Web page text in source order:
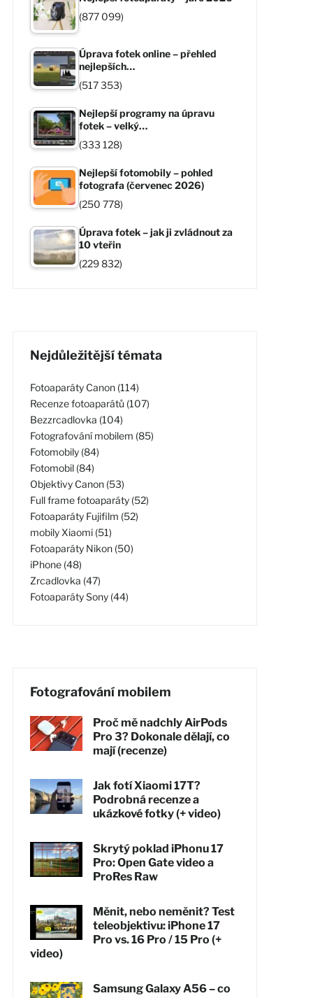
(877 099)
Úprava fotek online – přehled
nejlepších…
(517 353)
Nejlepší programy na úpravu
fotek – velký…
(333 128)
Nejlepší fotomobily – pohled
fotografa (červenec 2026)
(250 778)
Úprava fotek – jak ji zvládnout za
10 vteřin
(229 832)
Nejdůležitější témata
Fotoaparáty Canon (114)
Recenze fotoaparátů (107)
Bezzrcadlovka (104)
Fotografování mobilem (85)
Fotomobily (84)
Fotomobil (84)
Objektivy Canon (53)
Full frame fotoaparáty (52)
Fotoaparáty Fujifilm (52)
mobily Xiaomi (51)
Fotoaparáty Nikon (50)
iPhone (48)
Zrcadlovka (47)
Fotoaparáty Sony (44)
Fotografování mobilem
Proč mě nadchly AirPods
Pro 3? Dokonale dělají, co
mají (recenze)
Jak fotí Xiaomi 17T?
Podrobná recenze a
ukázkové fotky (+ video)
Skrytý poklad iPhonu 17
Pro: Open Gate video a
ProRes Raw
Měnit, nebo neměnit? Test
teleobjektivu: iPhone 17
Pro vs. 16 Pro / 15 Pro (+
video)
Samsung Galaxy A56 – co